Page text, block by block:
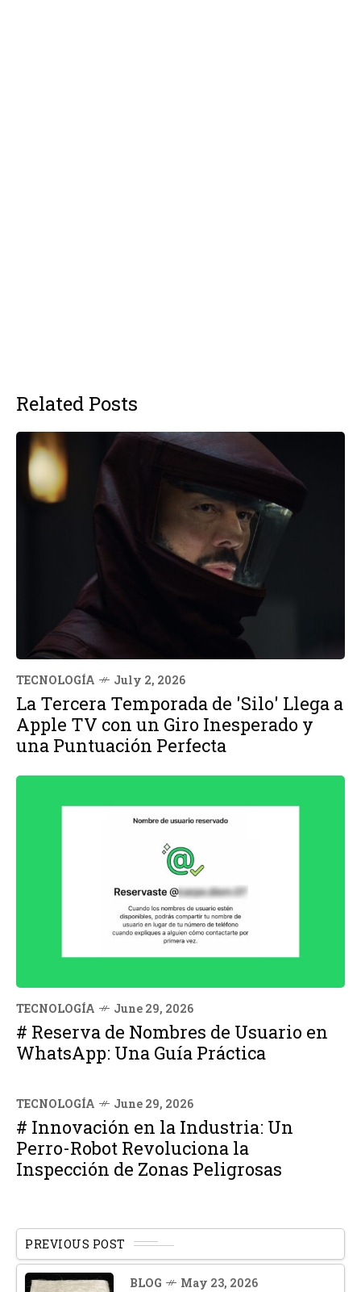
Related Posts
TECNOLOGÍA July 2, 2026
La Tercera Temporada de 'Silo' Llega a
Apple TV con un Giro Inesperado y
una Puntuación Perfecta
TECNOLOGÍA June 29, 2026
# Reserva de Nombres de Usuario en
WhatsApp: Una Guía Práctica
TECNOLOGÍA June 29, 2026
# Innovación en la Industria: Un
Perro-Robot Revoluciona la
Inspección de Zonas Peligrosas
PREVIOUS POST
BLOG May 23, 2026